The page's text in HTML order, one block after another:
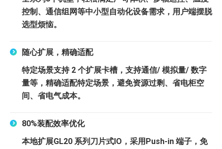
控制、通信组网等中小型自动化设备需求，用户端摆脱
选型烦恼。
随心扩展，精确适配
特定场景支持 2 个扩展卡槽，支持通信/ 模拟量/ 数字
量等，精确适配特定场景，避免资源过剩、省电柜空
间、省电气成本。
80%装配效率优化
本地扩展GL20 系列刀片式IO，采用Push-in 端子，免